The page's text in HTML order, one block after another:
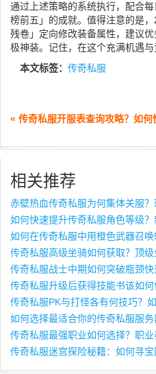
通过上述策略的系统执行，配合
榜前五」的成就。值得注意的是
残卷」定向修改装备属性，建议
极神装。记住，在这个充满机遇
本文标签： 传奇私服
« 传奇私服开服表查询攻略？如何
相关推荐
赤壁热血传奇私服为何集体关服？
如何快速提升传奇私服角色等级？
如何在传奇私服中用橙色武器召唤
传奇私服高级坐骑如何获取？顶
传奇私服战士中期如何突破瓶颈快
传奇私服升级后获得技能书该如何
传奇私服PK与打怪各有何技巧？
如何选择最适合你的传奇私服服务
传奇私服最强职业如何选择？职
传奇私服迷宫探险秘籍：如何寻宝